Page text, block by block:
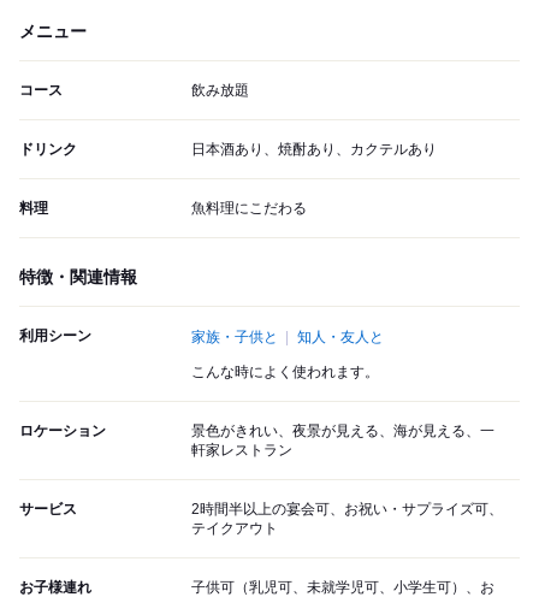
メニュー
コース 飲み放題
ドリンク 日本酒あり、焼酎あり、カクテルあり
料理 魚料理にこだわる
特徴・関連情報
利用シーン 家族・子供と 知人・友人と
こんな時によく使われます。
ロケーション
景色がきれい、夜景が見える、海が見える、一
軒家レストラン
サービス
2時間半以上の宴会可、お祝い・サプライズ可、
テイクアウト
お子様連れ
子供可（乳児可、未就学児可、小学生可）、お